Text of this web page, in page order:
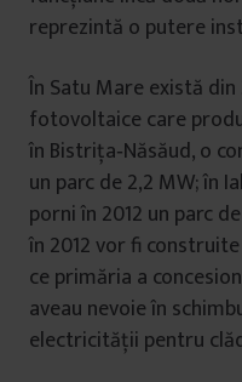
reprezintă o putere
În Satu Mare există
fotovoltaice care
în Bistriţa‑Năsăud, o
un parc de 2,2 MW; în
porni în 2012 un parc
în 2012 vor fi
ce primăria a
aveau nevoie în
electricităţii pentru